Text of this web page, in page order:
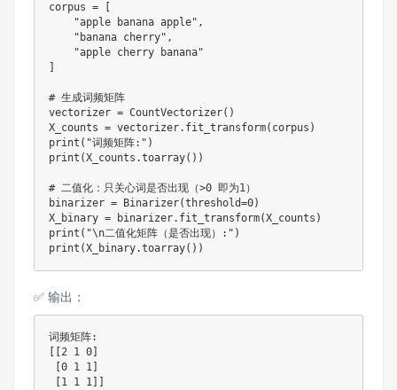
corpus =
"apple banana apple" ,
"banana cherry" ,
"apple cherry banana"
# 生成词频矩阵
vectorizer = CountVectorizer( )
X_counts = vectorizer. fit_transform( corpus )
print ( "词频矩阵:" )
print (X_counts .toarray( ) )
# 二值化：只关心词是否出现（>0 即为1）
binarizer = Binarizer(threshold=0)
X_binary = binarizer. fit_transform(X_counts )
print ( "\n二值化矩阵（是否出现）:" )
print (X_binary.toarray( ) )
✅ 输出：
词频矩阵:
2 1 0
0 1 1
1 1 1